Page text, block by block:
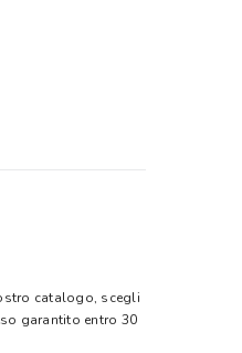
catalogo, scegli
garantito entro 30